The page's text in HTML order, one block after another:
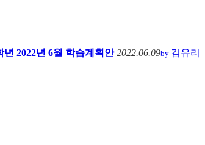
년 2022년 6월 학습계획안 2022.06.09by 김유리